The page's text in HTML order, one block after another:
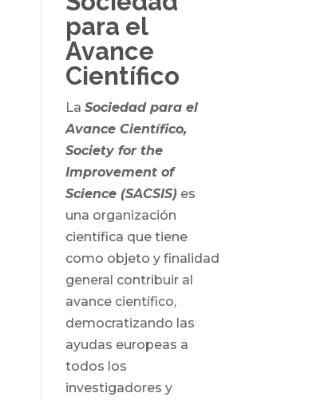
para el
Avance
Científico
LaSociedad para el
Avance Científico,
Society for the
Improvement of
Science (SACSIS) es
una organización
científica que tiene
como objeto y finalidad
general contribuir al
avance científico,
democratizando las
ayudas europeas a
todos los
investigadores y